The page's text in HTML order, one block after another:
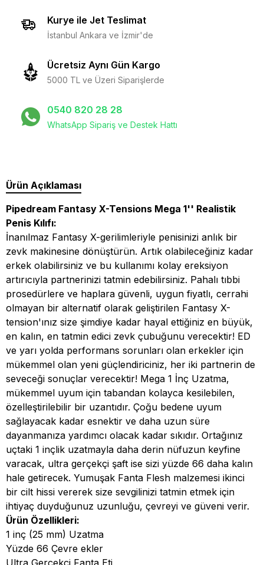
Kurye ile Jet Teslimat
İstanbul Ankara ve İzmir'de
Ücretsiz Aynı Gün Kargo
5000 TL ve Üzeri Siparişlerde
0540 820 28 28
WhatsApp Sipariş ve Destek Hattı
Ürün Açıklaması
Pipedream Fantasy X-Tensions Mega 1'' Realistik
Penis Kılıfı:
İnanılmaz Fantasy X-gerilimleriyle penisinizi anlık bir
zevk makinesine dönüştürün. Artık olabileceğiniz kadar
erkek olabilirsiniz ve bu kullanımı kolay ereksiyon
artırıcıyla partnerinizi tatmin edebilirsiniz. Pahalı tıbbi
prosedürlere ve haplara güvenli, uygun fiyatlı, cerrahi
olmayan bir alternatif olarak geliştirilen Fantasy X-
tension'ınız size şimdiye kadar hayal ettiğiniz en büyük,
en kalın, en tatmin edici zevk çubuğunu verecektir! ED
ve yarı yolda performans sorunları olan erkekler için
mükemmel olan yeni güçlendiriciniz, her iki partnerin de
seveceği sonuçlar verecektir! Mega 1 İnç Uzatma,
mükemmel uyum için tabandan kolayca kesilebilen,
özelleştirilebilir bir uzantıdır. Çoğu bedene uyum
sağlayacak kadar esnektir ve daha uzun süre
dayanmanıza yardımcı olacak kadar sıkıdır. Ortağınız
uçtaki 1 inçlik uzatmayla daha derin nüfuzun keyfine
varacak, ultra gerçekçi şaft ise sizi yüzde 66 daha kalın
hale getirecek. Yumuşak Fanta Flesh malzemesi ikinci
bir cilt hissi vererek size sevgilinizi tatmin etmek için
ihtiyaç duyduğunuz uzunluğu, çevreyi ve güveni verir.
Ürün Özellikleri:
1 inç (25 mm) Uzatma
Yüzde 66 Çevre ekler